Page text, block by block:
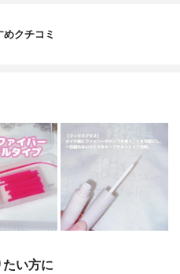
めクチコミ
い方に